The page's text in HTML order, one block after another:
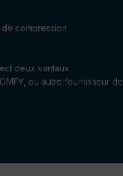
compression
deux vantaux
ou autre fournisseur de